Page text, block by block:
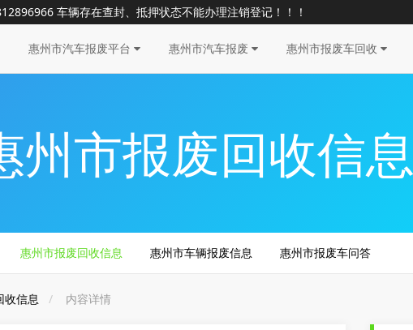
车辆存在查封、抵押状态不能办理注销登记！！！
惠州市汽车报废平台 惠州市汽车报废 惠州市报废车回收
州市报废回收信息
惠州市报废回收信息 惠州市车辆报废信息 惠州市报废车问答
收信息 内容详情